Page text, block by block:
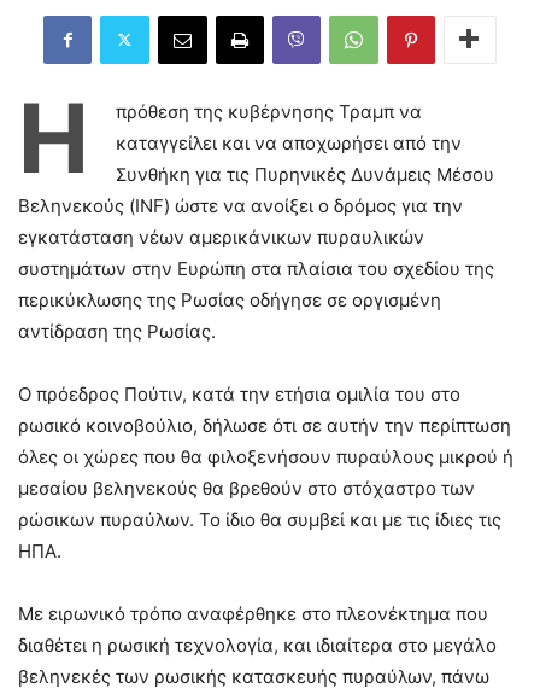
Η
πρόθεση της κυβέρνησης Τραμπ να
καταγγείλει και να αποχωρήσει από την
Συνθήκη για τις Πυρηνικές Δυνάμεις Μέσου
Βεληνεκούς (INF) ώστε να ανοίξει ο δρόμος για την
εγκατάσταση νέων αμερικάνικων πυραυλικών
συστημάτων στην Ευρώπη στα πλαίσια του σχεδίου της
περικύκλωσης της Ρωσίας οδήγησε σε οργισμένη
αντίδραση της Ρωσίας.
Ο πρόεδρος Πούτιν, κατά την ετήσια ομιλία του στο
ρωσικό κοινοβούλιο, δήλωσε ότι σε αυτήν την περίπτωση
όλες οι χώρες που θα φιλοξενήσουν πυραύλους μικρού ή
μεσαίου βεληνεκούς θα βρεθούν στο στόχαστρο των
ρώσικων πυραύλων. Το ίδιο θα συμβεί και με τις ίδιες τις
ΗΠΑ.
Με ειρωνικό τρόπο αναφέρθηκε στο πλεονέκτημα που
διαθέτει η ρωσική τεχνολογία, και ιδιαίτερα στο μεγάλο
βεληνεκές των ρωσικής κατασκευής πυραύλων, πάνω